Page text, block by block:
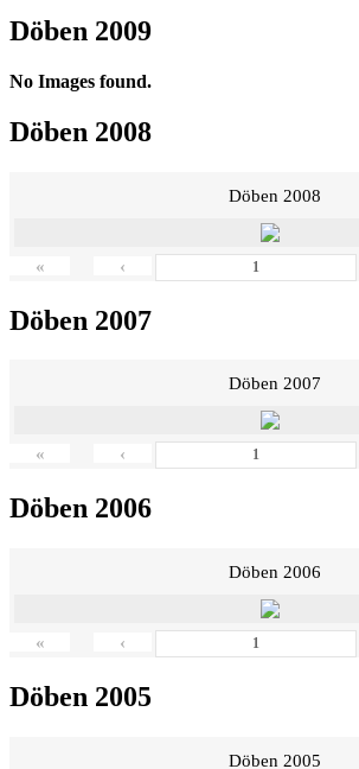
Döben 2009
No Images found.
Döben 2008
Döben 2008
« ‹
Döben 2007
Döben 2007
« ‹
Döben 2006
Döben 2006
« ‹
Döben 2005
Döben 2005